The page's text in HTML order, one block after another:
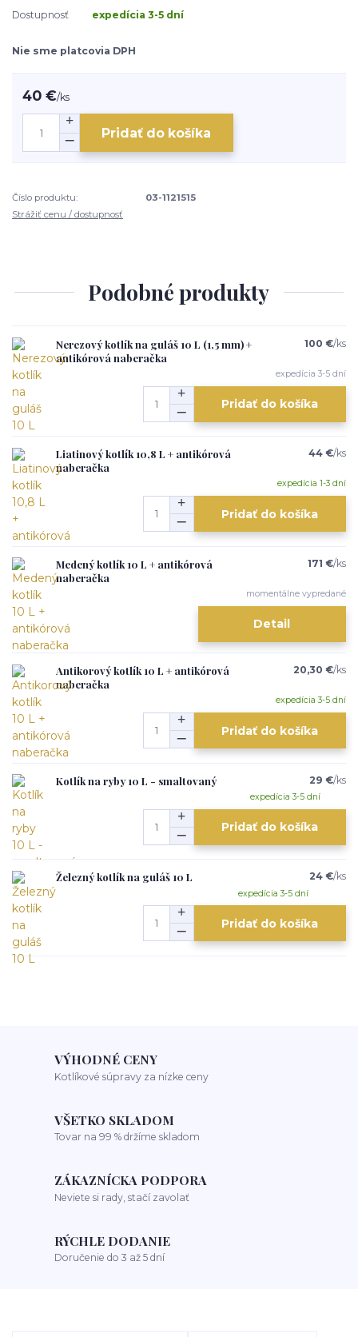
Dostupnosť expedícia 3-5 dní
Nie sme platcovia DPH
40 €/ks
Pridať do košíka
Číslo produktu:
03-1121515
Strážiť cenu / dostupnosť
Podobné produkty
Nerezový kotlík na guláš 10 L (1,5 mm) +
antikórová naberačka
100 €/ks
expedícia 3-5 dní
Pridať do košíka
Liatinový kotlík 10,8 L + antikórová
naberačka
44 €/ks
expedícia 1-3 dní
Pridať do košíka
Medený kotlík 10 L + antikórová
naberačka
171 €/ks
momentálne vypredané
Detail
Antikorový kotlík 10 L + antikórová
naberačka
20,30 €/ks
expedícia 3-5 dní
Pridať do košíka
Kotlík na ryby 10 L - smaltovaný 29 €/ks
expedícia 3-5 dní
Pridať do košíka
Železný kotlík na guláš 10 L 24 €/ks
expedícia 3-5 dní
Pridať do košíka
VÝHODNÉ CENY
Kotlíkové súpravy za nízke ceny
VŠETKO SKLADOM
Tovar na 99 % držíme skladom
ZÁKAZNÍCKA PODPORA
Neviete si rady, stačí zavolať
RÝCHLE DODANIE
Doručenie do 3 až 5 dní